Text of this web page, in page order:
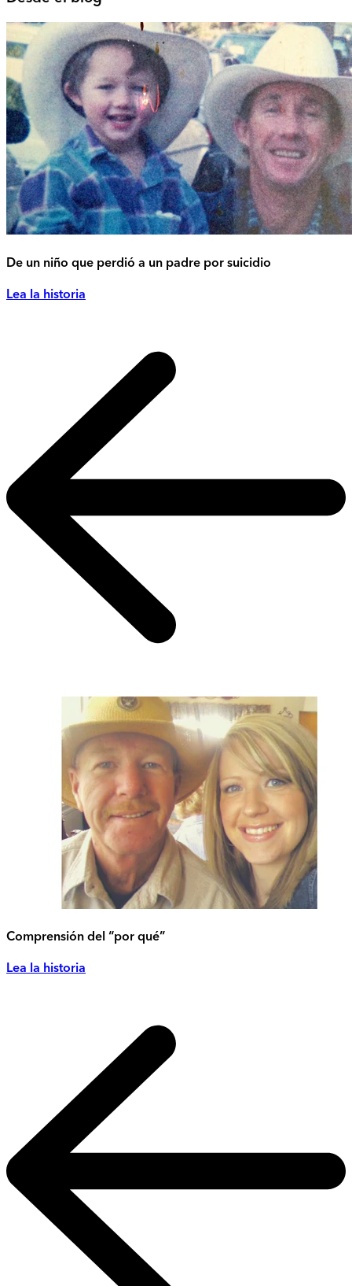
De un niño que perdió a un padre por suicidio
Lea la historia
Comprensión del “por qué”
Lea la historia